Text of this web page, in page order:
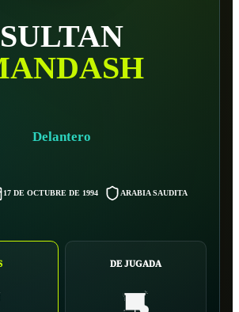
SULTAN
Delantero
17 DE OCTUBRE DE 1994 ARABIA SAUDITA
DE JUGADA